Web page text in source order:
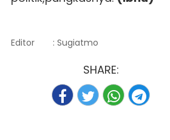
Editor : Sugiatmo
SHARE: